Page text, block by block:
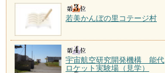
若美かんぼの里コテージ村
宇宙航空研究開発機構 能代
ロケット実験場（見学）